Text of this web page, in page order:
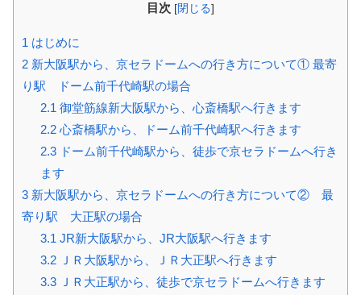
目次 [閉じる]
1 はじめに
2 新大阪駅から、京セラドームへの行き方について① 最寄
り駅 ドーム前千代崎駅の場合
2.1 御堂筋線新大阪駅から、心斎橋駅へ行きます
2.2心斎橋駅から、ドーム前千代崎駅へ行きます
2.3ドーム前千代崎駅から、徒歩で京セラドームへ行き
ます
3 新大阪駅から、京セラドームへの行き方について② 最
寄り駅 大正駅の場合
3.1 JR新大阪駅から、JR大阪駅へ行きます
3.2ＪＲ大阪駅から、ＪＲ大正駅へ行きます
3.3ＪＲ大正駅から、徒歩で京セラドームへ行きます